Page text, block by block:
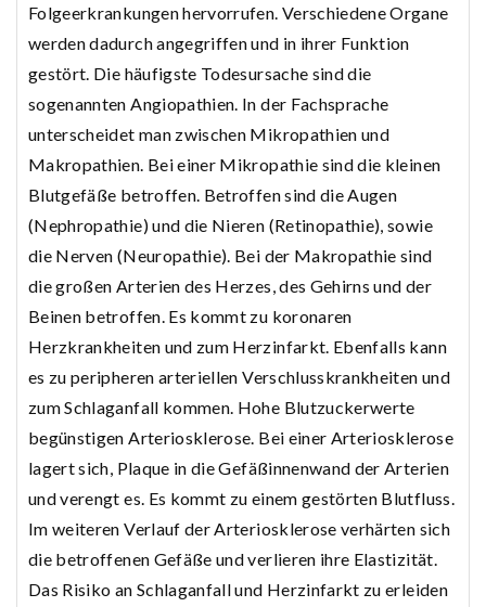
Folgeerkrankungen hervorrufen. Verschiedene Organe
werden dadurch angegriffen und in ihrer Funktion
gestört. Die häufigste Todesursache sind die
sogenannten Angiopathien. In der Fachsprache
unterscheidet man zwischen Mikropathien und
Makropathien. Bei einer Mikropathie sind die kleinen
Blutgefäße betroffen. Betroffen sind die Augen
(Nephropathie) und die Nieren (Retinopathie), sowie
die Nerven (Neuropathie). Bei der Makropathie sind
die großen Arterien des Herzes, des Gehirns und der
Beinen betroffen. Es kommt zu koronaren
Herzkrankheiten und zum Herzinfarkt. Ebenfalls kann
es zu peripheren arteriellen Verschlusskrankheiten und
zum Schlaganfall kommen. Hohe Blutzuckerwerte
begünstigen Arteriosklerose. Bei einer Arteriosklerose
lagert sich, Plaque in die Gefäßinnenwand der Arterien
und verengt es. Es kommt zu einem gestörten Blutfluss.
Im weiteren Verlauf der Arteriosklerose verhärten sich
die betroffenen Gefäße und verlieren ihre Elastizität.
Das Risiko an Schlaganfall und Herzinfarkt zu erleiden